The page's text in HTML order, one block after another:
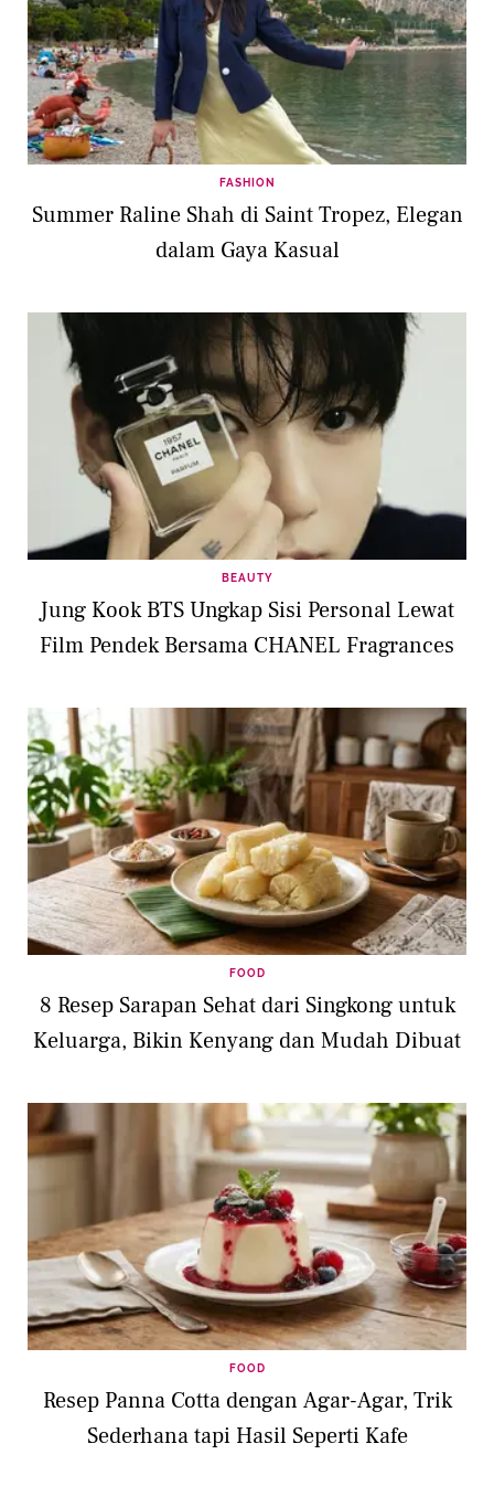
FASHION
Summer Raline Shah di Saint Tropez, Elegan
dalam Gaya Kasual
BEAUTY
Jung Kook BTS Ungkap Sisi Personal Lewat
Film Pendek Bersama CHANEL Fragrances
FOOD
8 Resep Sarapan Sehat dari Singkong untuk
Keluarga, Bikin Kenyang dan Mudah Dibuat
FOOD
Resep Panna Cotta dengan Agar-Agar, Trik
Sederhana tapi Hasil Seperti Kafe